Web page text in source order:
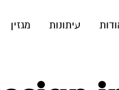
עיתונות מגזין